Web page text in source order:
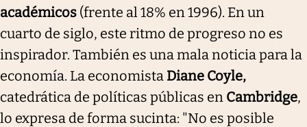
académicos (frente al 18% en 1996). En un
cuarto de siglo, este ritmo de progreso no es
inspirador. También es una mala noticia para la
economía. La economista Diane Coyle,
catedrática de políticas públicas en Cambridge,
lo expresa de forma sucinta: "No es posible